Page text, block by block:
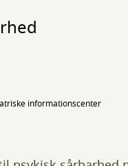
informationscenter